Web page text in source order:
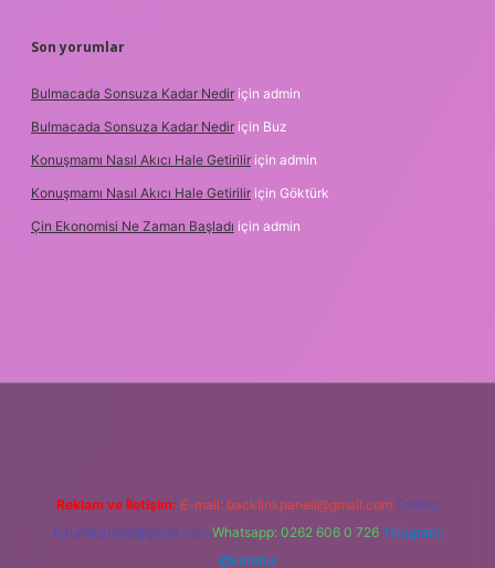
Son yorumlar
Bulmacada Sonsuza Kadar Nedir için admin
Bulmacada Sonsuza Kadar Nedir için Buz
Konuşmamı Nasıl Akıcı Hale Getirilir için admin
Konuşmamı Nasıl Akıcı Hale Getirilir için Göktürk
Çin Ekonomisi Ne Zaman Başladı için admin
Reklam ve İletişim: E-mail: backlinkpaneli@gmail.com Teams:
forumhizmeti@gmail.com Whatsapp: 0262 606 0 726 Telegram:
@karabul